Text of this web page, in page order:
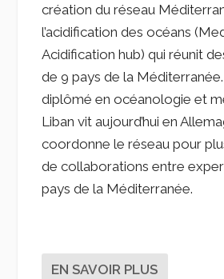
création du réseau
l’acidification des océans
Acidification hub) qui réunit
de 9 pays de la
diplômé en océanologie et
Liban vit aujourd’hui en
coordonne le réseau pour
de collaborations entre
pays de la Méditerranée.
EN SAVOIR PLUS